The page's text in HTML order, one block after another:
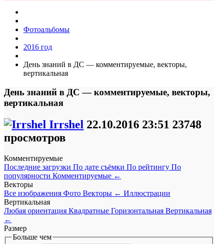
Фотоальбомы
2016 год
День знаний в ДС — комментируемые, векторы,
вертикальная
День знаний в ДС — комментируемые, векторы,
вертикальная
Irrshel 22.10.2016 23:51 23748
просмотров
Комментируемые
Последние загрузки По дате съёмки По рейтингу По
популярности Комментируемые ←
Векторы
Все изображения Фото Векторы ← Иллюстрации
Вертикальная
Любая ориентация Квадратные Горизонтальная Вертикальная
←
Размер
Больше чем